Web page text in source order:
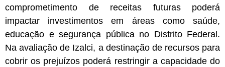
comprometimento de receitas futuras poderá
impactar investimentos em áreas como saúde,
educação e segurança pública no Distrito Federal.
Na avaliação de Izalci, a destinação de recursos para
cobrir os prejuízos poderá restringir a capacidade do